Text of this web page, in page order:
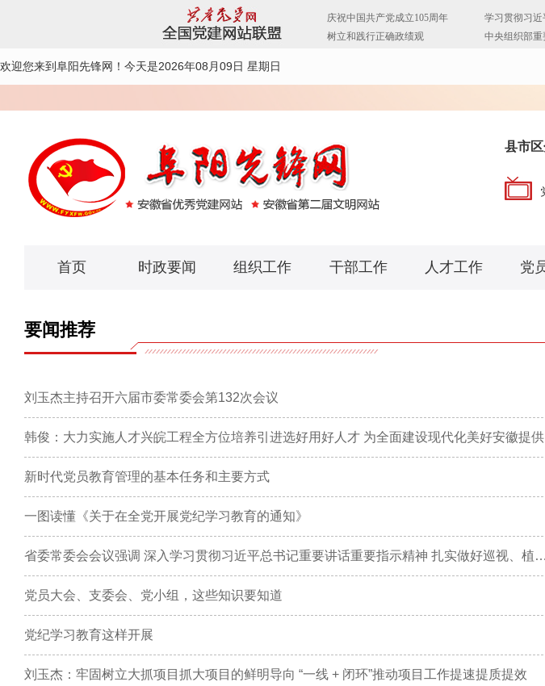
欢迎您来到阜阳先锋网！ 今天是2026年08月09日 星期日
县市区
首页 时政要闻 组织工作 干部工作 人才工作 党
要闻推荐
刘玉杰主持召开六届市委常委会第132次会议
新时代党员教育管理的基本任务和主要方式
一图读懂《关于在全党开展党纪学习教育的通知》
省委常委会会议强调 深入学习贯彻习近平总书记重要讲话重要指示精神 扎实做好巡视、植树造林、扫黄打非等重点工作
党员大会、支委会、党小组，这些知识要知道
党纪学习教育这样开展
刘玉杰：牢固树立大抓项目抓大项目的鲜明导向 “一线 + 闭环”推动项目工作提速提质提效